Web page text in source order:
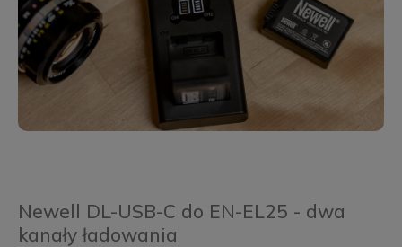
Newell DL-USB-C do EN-EL25 - dwa
kanały ładowania